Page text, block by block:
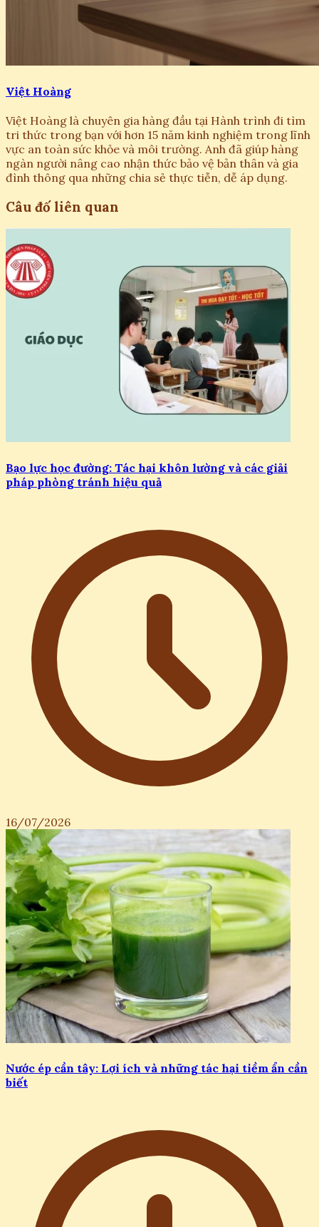
Việt Hoàng
Việt Hoàng là chuyên gia hàng đầu tại Hành trình đi tìm
tri thức trong bạn với hơn 15 năm kinh nghiệm trong lĩnh
vực an toàn sức khỏe và môi trường. Anh đã giúp hàng
ngàn người nâng cao nhận thức bảo vệ bản thân và gia
đình thông qua những chia sẻ thực tiễn, dễ áp dụng.
Câu đố liên quan
Bạo lực học đường: Tác hại khôn lường và các giải
pháp phòng tránh hiệu quả
16/07/2026
Nước ép cần tây: Lợi ích và những tác hại tiềm ẩn cần
biết